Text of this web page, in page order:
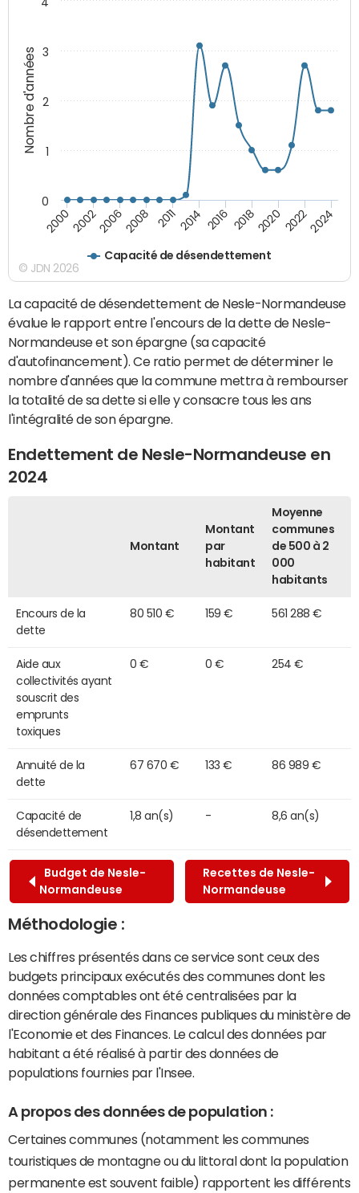
Nombre d'années
Capacité de désendettement
2000200220062008 2011 2014 2016 20182020 20222024
0
1
2
3
© JDN 2026
La capacité de désendettement de Nesle-Normandeuse
évalue le rapport entre l'encours de la dette de Nesle-
Normandeuse et son épargne (sa capacité
d'autofinancement). Ce ratio permet de déterminer le
nombre d'années que la commune mettra à rembourser
la totalité de sa dette si elle y consacre tous les ans
l'intégralité de son épargne.
Endettement de Nesle-Normandeuse en
2024
Montant
Montant
par
habitant
Moyenne
communes
de 500 à 2
000
habitants
Encours de la
dette
80 510 € 159 € 561 288 €
Aide aux
collectivités ayant
souscrit des
emprunts
toxiques
0 € 0 € 254 €
Annuité de la
dette
67 670 € 133 € 86 989 €
Capacité de
désendettement
1,8 an(s) - 8,6 an(s)
Budget de Nesle-
Normandeuse
Recettes de Nesle-
Normandeuse
Méthodologie :
Les chiffres présentés dans ce service sont ceux des
budgets principaux exécutés des communes dont les
données comptables ont été centralisées par la
direction générale des Finances publiques du ministère de
l'Economie et des Finances. Le calcul des données par
habitant a été réalisé à partir des données de
populations fournies par l'Insee.
A propos des données de population :
Certaines communes (notamment les communes
touristiques de montagne ou du littoral dont la population
permanente est souvent faible) rapportent les différents